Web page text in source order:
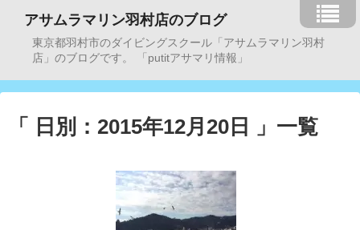
アサムラマリン羽村店のブログ
東京都羽村市のダイビングスクール「アサムラマリン羽村
店」のブログです。 「putitアサマリ情報」
「 日別：2015年12月20日 」一覧